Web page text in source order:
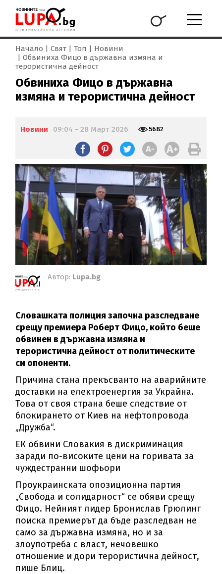
Начало Свят Топ
Новини
Обвиниха Фицо в държавна измяна и
терористична дейност
Обвиниха Фицо в държавна
измяна и терористична дейност
Новини 09:04 - 28 Март 2026 5682
Автор: Lupa.bg
Словашката полиция започна разследване
срещу премиера Роберт Фицо, който беше
обвинен в държавна измяна и
терористична дейност от политическите
си опоненти.
Причина стана прекъсванто на аварийните
доставки на електроенергия за Украйна.
Това от своя страна беше следствие от
блокирането от Киев на нефтопровода
„Дружба“.
ЕК обвини Словакия в дискриминация
заради по-високите цени на горивата за
чуждестранни шофьори
Проукраинската опозиционна партия
„Свобода и солидарност“ се обяви срещу
Фицо. Нейният лидер Бронислав Грюлинг
поиска премиерът да бъде разследван не
само за държавна измяна, но и за
злоупотреба с власт, нечовешко
отношение и дори терористична дейност,
пише Блиц.